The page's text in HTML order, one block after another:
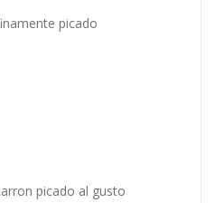
picado
picado al gusto